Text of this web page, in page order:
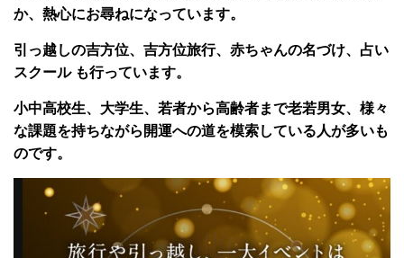
か、熱心にお尋ねになっています。
引っ越しの吉方位、吉方位旅行、赤ちゃんの名づけ、占い
スクール も行っています。
小中高校生、大学生、若者から高齢者まで老若男女、様々
な課題を持ちながら開運への道を模索している人が多いも
のです。